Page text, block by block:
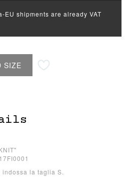
EU shipments are already VAT
SIZE
la taglia S.